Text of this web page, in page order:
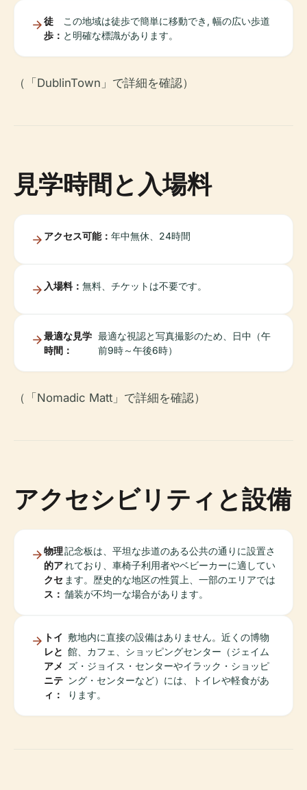
徒
歩：
この地域は徒歩で簡単に移動でき, 幅の広い歩道
と明確な標識があります。
（「DublinTown」で詳細を確認）
見学時間と入場料
アクセス可能： 年中無休、24時間
入場料： 無料、チケットは不要です。
最適な見学
時間：
最適な視認と写真撮影のため、日中（午
前9時～午後6時）
（「Nomadic Matt」で詳細を確認）
アクセシビリティと設備
物理
的ア
クセ
ス：
記念板は、平坦な歩道のある公共の通りに設置さ
れており、車椅子利用者やベビーカーに適してい
ます。歴史的な地区の性質上、一部のエリアでは
舗装が不均一な場合があります。
トイ
レと
アメ
ニテ
ィ：
敷地内に直接の設備はありません。近くの博物
館、カフェ、ショッピングセンター（ジェイム
ズ・ジョイス・センターやイラック・ショッピ
ング・センターなど）には、トイレや軽食があ
ります。